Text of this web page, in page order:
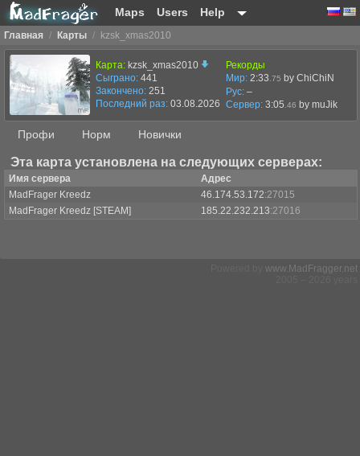
Maps Users Help
Главная / Карты / kzsk_xmas2010
Карта: kzsk_xmas2010
Сыграно: 441
Закончено: 251
Последний раз: 03.08.2026 в 18:42
Рекорды
Мир: 2:33 .75 by ChiChiN
Рус: –
Сервер: 3:05 .46 by muJik
Профи Норм Новички
Эта карта установлена на следующих серверах:
Имя сервера
Адрес
MadFrager Kreedz
46.174.53.172:27015
MadFrager Kreedz [STEAM]
185.22.232.213:27016
www.MadFragger.net